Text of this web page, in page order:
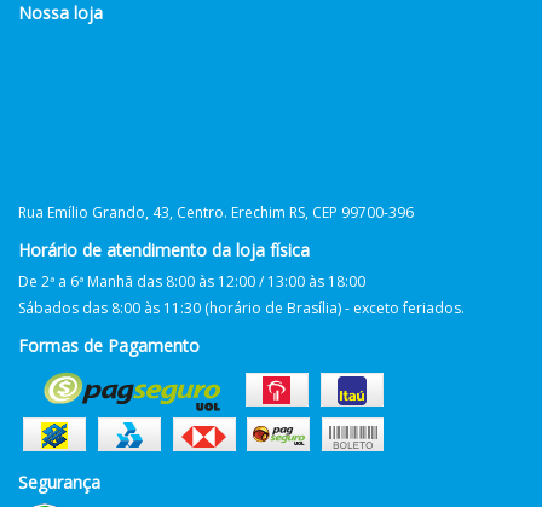
Nossa loja
Rua Emílio Grando, 43, Centro. Erechim RS, CEP 99700-396
Horário de atendimento da loja física
De 2ª a 6ª Manhã das 8:00 às 12:00 / 13:00 às 18:00
Sábados das 8:00 às 11:30 (horário de Brasília) - exceto feriados.
Formas de Pagamento
Segurança